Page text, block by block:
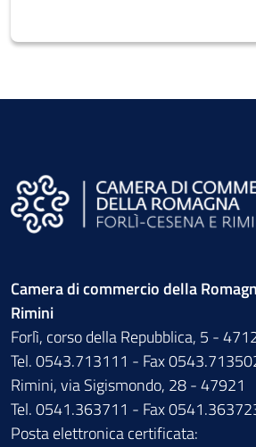
Camera di commercio della
Rimini
Forlì, corso della Repubblica, 5 -
Tel. 0543.713111 - Fax
Rimini, via Sigismondo, 28 - 47921
Tel. 0541.363711 - Fax
Posta elettronica certificata: